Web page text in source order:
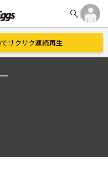
search
サクサク連続再生